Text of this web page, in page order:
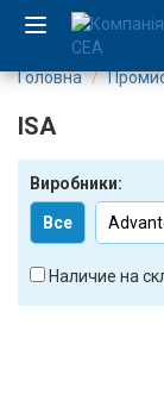
Головна
ISA
Виробники:
Все
Наличие на